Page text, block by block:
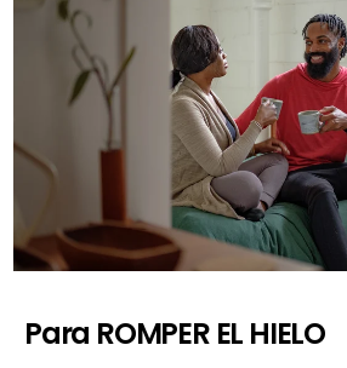
Para ROMPER EL HIELO